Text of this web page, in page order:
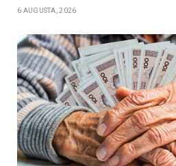
6 AUGUSTA, 2026